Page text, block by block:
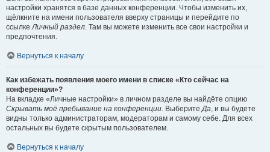
настройки хранятся в базе данных конференции. Чтобы изменить их,
щёлкните на имени пользователя вверху страницы и перейдите по
ссылкеЛичный раздел. Там вы можете изменить все свои настройки и
предпочтения.
Вернуться к началу
Как избежать появления моего имени в списке «Кто сейчас на
конференции»?
На вкладке «Личные настройки» в личном разделе вы найдёте опцию
Скрывать моё пребывание на конференции. ВыберитеДа, и вы будете
видны только администраторам, модераторам и самому себе. Для всех
остальных вы будете скрытым пользователем.
Вернуться к началу